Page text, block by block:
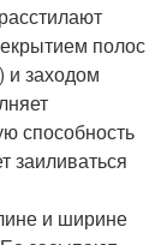
полос
и заходом
способность
заиливаться
и ширине